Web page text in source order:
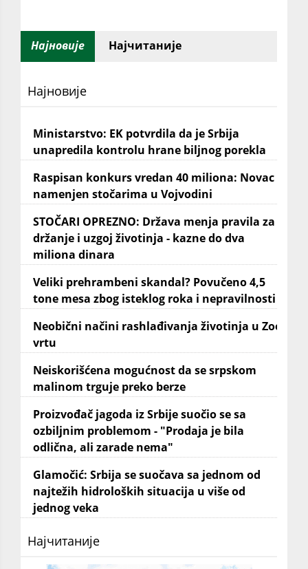
Најновије Најчитаније
Најновије
Ministarstvo: EK potvrdila da je Srbija
unapredila kontrolu hrane biljnog porekla
Raspisan konkurs vredan 40 miliona: Novac
namenjen stočarima u Vojvodini
STOČARI OPREZNO: Država menja pravila za
držanje i uzgoj životinja - kazne do dva
miliona dinara
Veliki prehrambeni skandal? Povučeno 4,5
tone mesa zbog isteklog roka i nepravilnosti
Neobični načini rashlađivanja životinja u Zoo
vrtu
Neiskorišćena mogućnost da se srpskom
malinom trguje preko berze
Proizvođač jagoda iz Srbije suočio se sa
ozbiljnim problemom - "Prodaja je bila
odlična, ali zarade nema"
Glamočić: Srbija se suočava sa jednom od
najtežih hidroloških situacija u više od
jednog veka
Најчитаније